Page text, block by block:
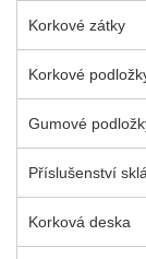
Korkové zátky
Korkové
Gumové
Příslušenství
Korková deska